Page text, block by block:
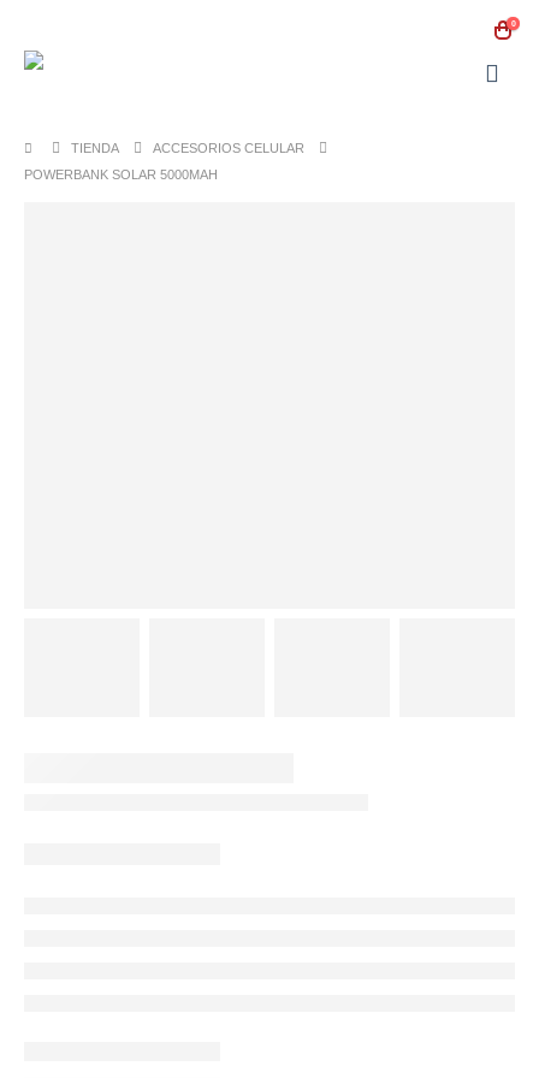
0
TIENDA
ACCESORIOS CELULAR
POWERBANK SOLAR 5000MAH